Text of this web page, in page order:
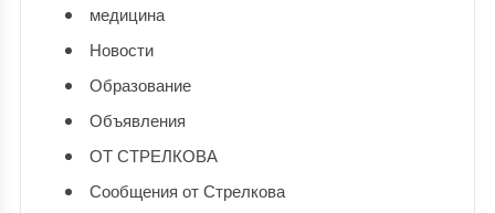
медицина
Новости
Образование
Объявления
ОТ СТРЕЛКОВА
Сообщения от Стрелкова